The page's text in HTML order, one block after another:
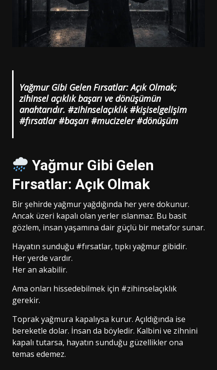
Yağmur Gibi Gelen Fırsatlar: Açık Olmak;
zihinsel açıklık başarı ve dönüşümün
anahtarıdır. #zihinselaçıklık #kişiselgelişim
#fırsatlar #başarı #mucizeler #dönüşüm
Yağmur Gibi Gelen
Fırsatlar: Açık Olmak
Bir şehirde yağmur yağdığında her yere dokunur.
Ancak üzeri kapalı olan yerler ıslanmaz. Bu basit
gözlem, insan yaşamına dair güçlü bir metafor sunar.
Hayatın sunduğu #fırsatlar, tıpkı yağmur gibidir.
Her yerde vardır.
Her an akabilir.
Ama onları hissedebilmek için #zihinselaçıklık
gerekir.
Toprak yağmura kapalıysa kurur. Açıldığında ise
bereketle dolar. İnsan da böyledir. Kalbini ve zihnini
kapalı tutarsa, hayatın sunduğu güzellikler ona
temas edemez.